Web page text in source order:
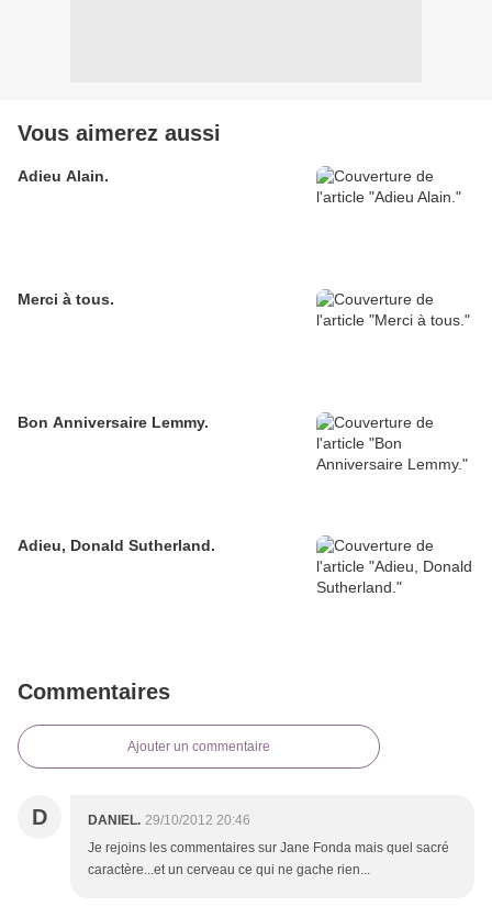
Vous aimerez aussi
Adieu Alain.
Merci à tous.
Bon Anniversaire Lemmy.
Adieu, Donald Sutherland.
Commentaires
Ajouter un commentaire
D DANIEL. 29/10/2012 20:46
Je rejoins les commentaires sur Jane Fonda mais quel sacré
caractère...et un cerveau ce qui ne gache rien...